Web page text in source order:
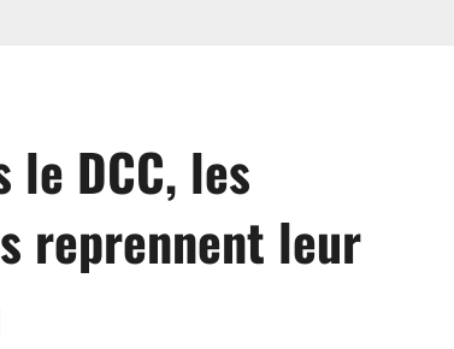
le DCC, les
reprennent leur